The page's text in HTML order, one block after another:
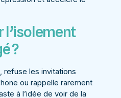
l’isolement
?
refuse les invitations
ou rappelle rarement
à l’idée de voir de la